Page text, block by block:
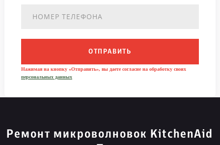
ОТПРАВИТЬ
Нажимая на кнопку «Отправить», вы даете согласие на обработку своих
персональных данных
Ремонт микроволновок KitchenAid